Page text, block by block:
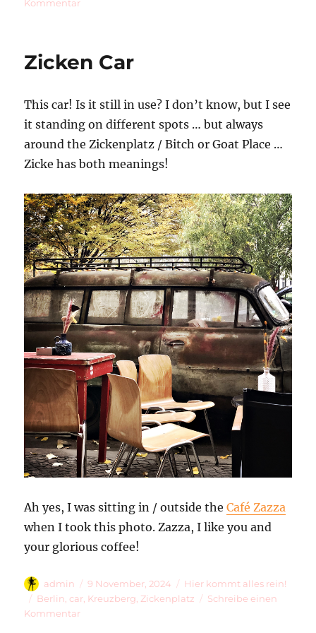
Kommentarzu
Zicken Car
This car! Is it still in use? I don’t know, but I see
it standing on different spots … but always
around the Zickenplatz / Bitch or Goat Place …
Zicke has both meanings!
Ah yes, I was sitting in / outside theCafé Zazza
when I took this photo. Zazza, I like you and
your glorious coffee!
Autor
admin
Veröffentlicht
am
9 November, 2024 Kategorien
Hier kommt alles rein!
Schlagwörter
Berlin car Kreuzberg Zickenplatz
Schreibe einen
Kommentarzu